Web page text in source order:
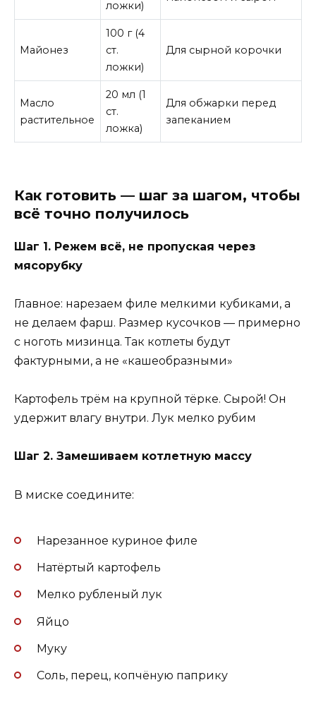
ложки)
Майонез
100 г (4
ст.
ложки)
Для сырной корочки
Масло
растительное
20 мл (1
ст.
ложка)
Для обжарки перед
запеканием
Как готовить — шаг за шагом, чтобы
всё точно получилось
Шаг 1. Режем всё, не пропуская через
мясорубку
Главное: нарезаем филе мелкими кубиками, а
не делаем фарш. Размер кусочков — примерно
с ноготь мизинца. Так котлеты будут
фактурными, а не «кашеобразными»
Картофель трём на крупной тёрке. Сырой! Он
удержит влагу внутри. Лук мелко рубим
Шаг 2. Замешиваем котлетную массу
В миске соедините:
Нарезанное куриное филе
Натёртый картофель
Мелко рубленый лук
Яйцо
Муку
Соль, перец, копчёную паприку